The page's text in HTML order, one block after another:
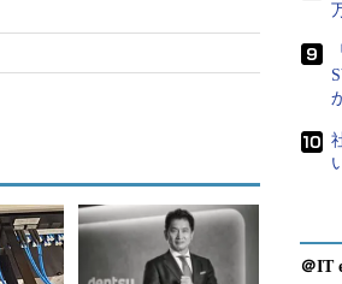
行時にMakefileの内容を基にバージョ
カーネルバージョンは書き込まない
＠IT